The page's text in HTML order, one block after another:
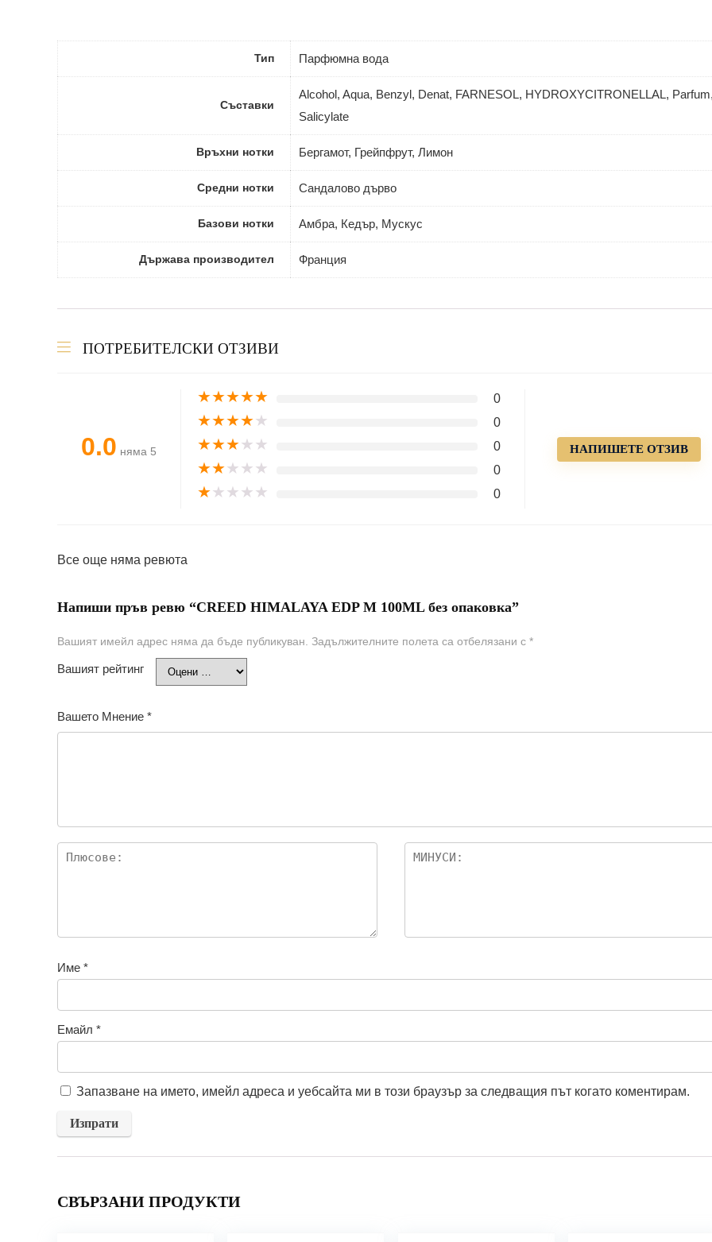
Тип Парфюмна вода
Съставки
Alcohol, Aqua, Benzyl, Denat, FARNESOL, HYDROXYCITRONELLAL,
Salicylate
Връхни нотки Бергамот, Грейпфрут, Лимон
Средни нотки Сандалово дърво
Базови нотки Амбра, Кедър, Мускус
Държава производител Франция
ПОТРЕБИТЕЛСКИ ОТЗИВИ
0.0 няма 5
★★★★★ 0
★★★★★ 0
★★★★★ 0
★★★★★ 0
★★★★★ 0
НАПИШЕТЕ ОТЗИВ
Все още няма ревюта
Напиши пръв ревю “CREED HIMALAYA EDP M 100ML без опаковка”
Вашият имейл адрес няма да бъде публикуван. Задължителните полета са отбелязани с *
Вашият рейтинг
Вашето Мнение *
Име *
Емайл *
Запазване на името, имейл адреса и уебсайта ми в този браузър за следващия път когато коментирам.
СВЪРЗАНИ ПРОДУКТИ